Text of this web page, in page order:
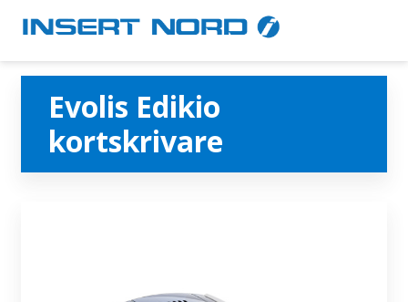
Evolis Edikio
kortskrivare